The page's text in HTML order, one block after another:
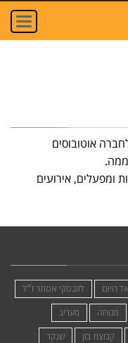
אוטובוסים
ומפעלים, אירועים
היום
לזובסקי אסתר ז״ל
מנוחה
מעריב
קבוצת בזן
שנקר